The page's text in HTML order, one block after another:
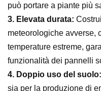
può portare a piante più
3. Elevata durata:
meteorologiche avverse,
temperature estreme,
funzionalità dei pannelli
4. Doppio uso del suolo:
sia per la produzione di